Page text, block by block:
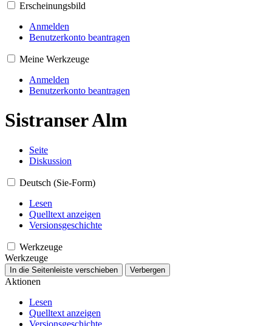
Erscheinungsbild
Anmelden
Benutzerkonto beantragen
Meine Werkzeuge
Anmelden
Benutzerkonto beantragen
Sistranser Alm
Seite
Diskussion
Deutsch (Sie-Form)
Lesen
Quelltext anzeigen
Versionsgeschichte
Werkzeuge
Werkzeuge
In die Seitenleiste verschieben Verbergen
Aktionen
Lesen
Quelltext anzeigen
Versionsgeschichte